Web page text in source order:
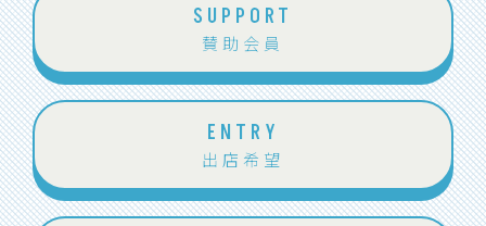
SUPPORT
賛助会員
ENTRY
出店希望